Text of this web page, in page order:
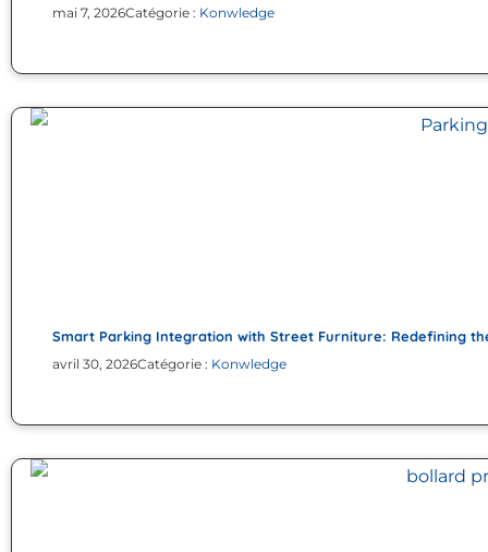
mai 7, 2026Catégorie : Konwledge
Smart Parking Integration with Street Furniture: Redefining
avril 30, 2026Catégorie : Konwledge